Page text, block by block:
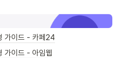
가이드 - 카페24
가이드 - 아임웹